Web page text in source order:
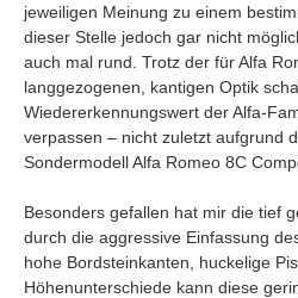
jeweiligen Meinung zu einem
dieser Stelle jedoch gar nicht
auch mal rund. Trotz der für Alfa
langgezogenen, kantigen Optik
Wiedererkennungswert der Alfa-
verpassen – nicht zuletzt aufgrund
Sondermodell Alfa Romeo 8C
Besonders gefallen hat mir die tief
durch die aggressive Einfassung
hohe Bordsteinkanten, huckelige
Höhenunterschiede kann diese